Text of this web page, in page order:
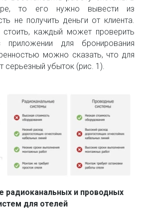
то его нужно вывести из
не получить деньги от клиента.
стоить, каждый может проверить
приложении для бронирования
можно сказать, что для
серьезный убыток (рис. 1).
радиоканальных и проводных
для отелей